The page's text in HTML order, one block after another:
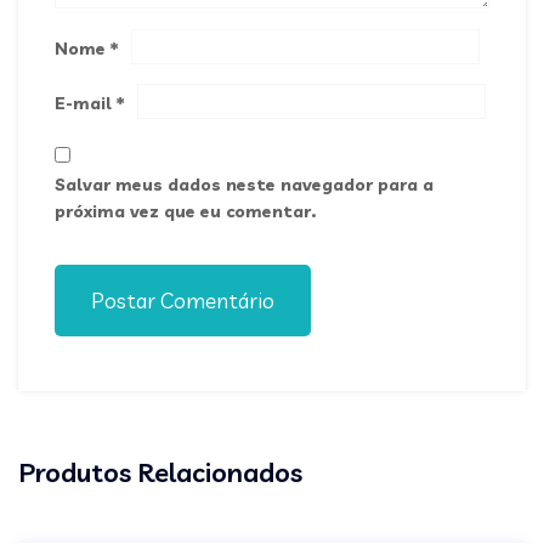
Nome *
E-mail *
Salvar meus dados neste navegador para a
próxima vez que eu comentar.
Postar Comentário
Produtos Relacionados